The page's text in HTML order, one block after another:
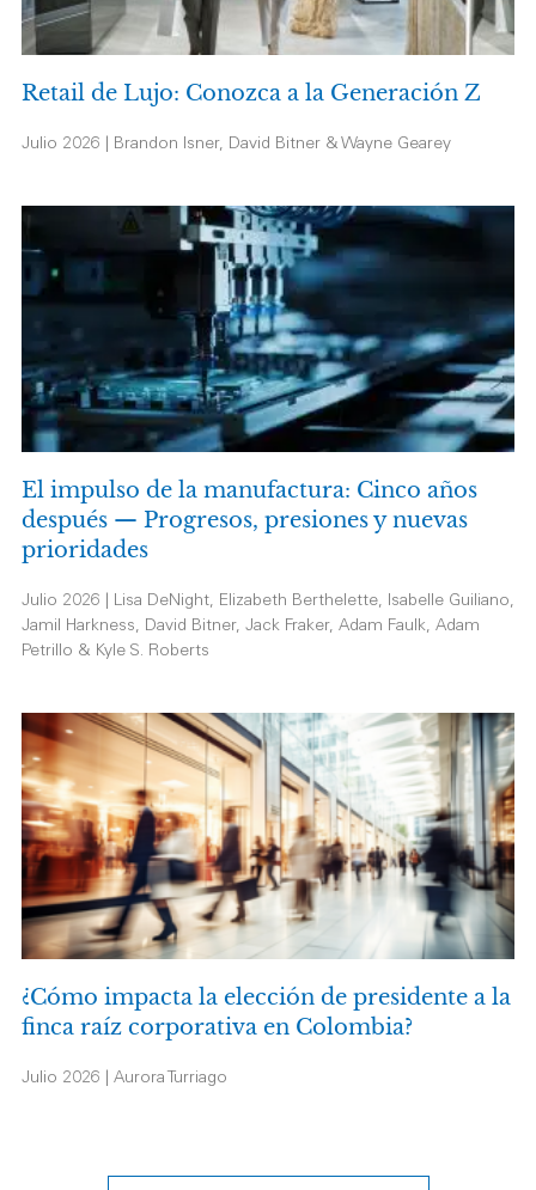
Retail de Lujo: Conozca a la Generación Z
Julio 2026 | Brandon Isner, David Bitner & Wayne Gearey
El impulso de la manufactura: Cinco años
después — Progresos, presiones y nuevas
prioridades
Julio 2026 | Lisa DeNight, Elizabeth Berthelette, Isabelle Guiliano,
Jamil Harkness, David Bitner, Jack Fraker, Adam Faulk, Adam
Petrillo & Kyle S. Roberts
¿Cómo impacta la elección de presidente a la
finca raíz corporativa en Colombia?
Julio 2026 | Aurora Turriago